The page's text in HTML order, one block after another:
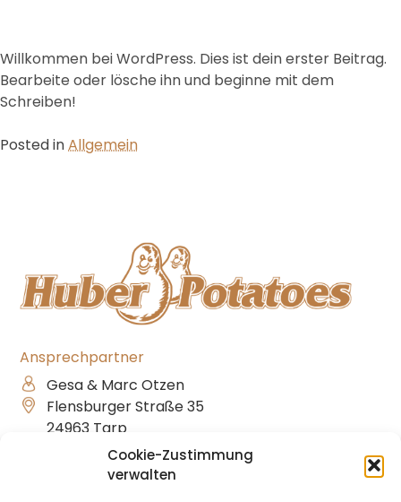
Cookie-Zustimmung
verwalten
content
Willkommen bei WordPress. Dies ist dein erster Beitrag.
Bearbeite oder lösche ihn und beginne mit dem
Schreiben!
Posted inAllgemein
Ansprechpartner
Gesa & Marc Otzen
Flensburger Straße 35
24963 Tarp
04638-89 84 15
04638-89 84 16